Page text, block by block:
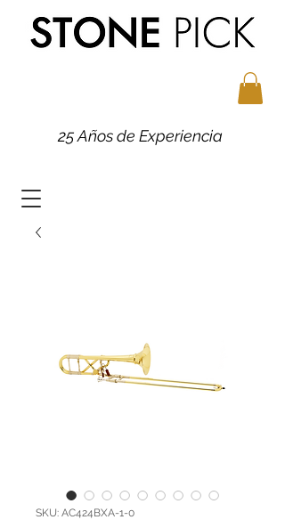
25 Años de Experiencia
SKU: AC424BXA-1-0